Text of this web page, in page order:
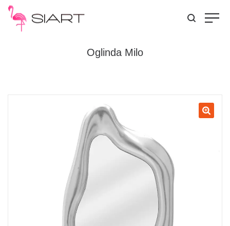
Oglinda Milo